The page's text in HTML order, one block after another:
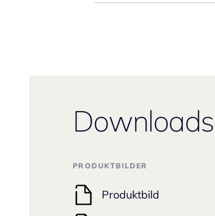
Downloads
PRODUKTBILDER
Produktbild